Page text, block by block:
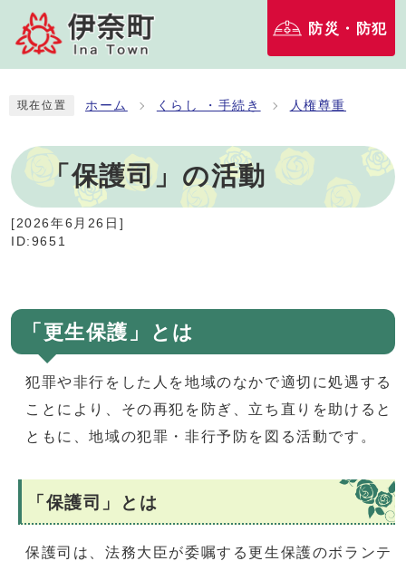
防災・防犯
現在位置 ホーム くらし ・手続き 人権尊重
「保護司」の活動
[2026年6月26日 ]
ID:9651
「更生保護」とは
犯罪や非行をした人を地域のなかで適切に処遇する
ことにより、その再犯を防ぎ、立ち直りを助けると
ともに、地域の犯罪・非行予防を図る活動です。
「保護司」とは
保護司は、法務大臣が委嘱する更生保護のボランテ